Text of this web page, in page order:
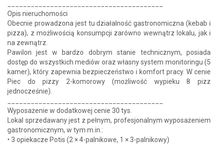
Opis nieruchomości
Obecnie prowadzona jest tu działalność gastronomiczna (kebab i
pizza), z możliwością konsumpcji zarówno wewnątrz lokalu, jak i
na zewnątrz.
Pawilon jest w bardzo dobrym stanie technicznym, posiada
dostęp do wszystkich mediów oraz własny system monitoringu (5
kamer), który zapewnia bezpieczeństwo i komfort pracy. W cenie
Piec do pizzy 2-komorowy (możliwość wypieku 8 pizz
jednocześnie).
Wyposażenie w dodatkowej cenie 30 tys.
Lokal sprzedawany jest z pełnym, profesjonalnym wyposażeniem
gastronomicznym, w tym m.in.:
• 3 opiekacze Potis (2 × 4-palnikowe, 1 × 3-palnikowy)